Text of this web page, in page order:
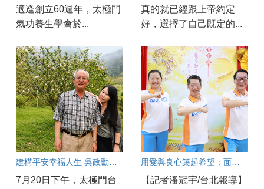
適逢創立60週年，太極門
氣功養生學會於...
真的就已經跟上帝約定
好，選擇了自己既定的...
建構平安幸福人生 吳政勳分享以良心與正能量守護工安
7月20日下午，太極門台
用愛與良心築起希望：面對教育現場的焦慮與AI浪潮，他們如何陪伴孩子成長？
【記者潘冠宇/台北報導】